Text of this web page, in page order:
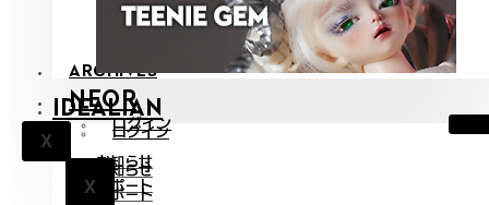
ARCHIVES
X
NEOR
ログイン
X
お知らせ
サポート
IDEALIAN
ログイン
X
お知らせ
サポート